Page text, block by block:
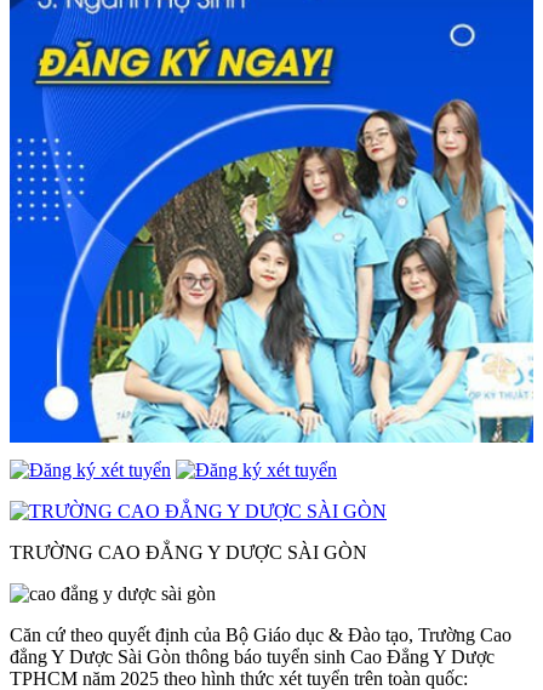
TRƯỜNG CAO ĐẲNG Y DƯỢC SÀI GÒN
Căn cứ theo quyết định của Bộ Giáo dục & Đào tạo, Trường Cao
đẳng Y Dược Sài Gòn thông báo tuyển sinh Cao Đẳng Y Dược
TPHCM năm 2025 theo hình thức xét tuyển trên toàn quốc: